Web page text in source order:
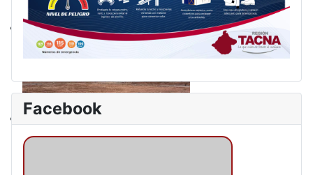
Facebook